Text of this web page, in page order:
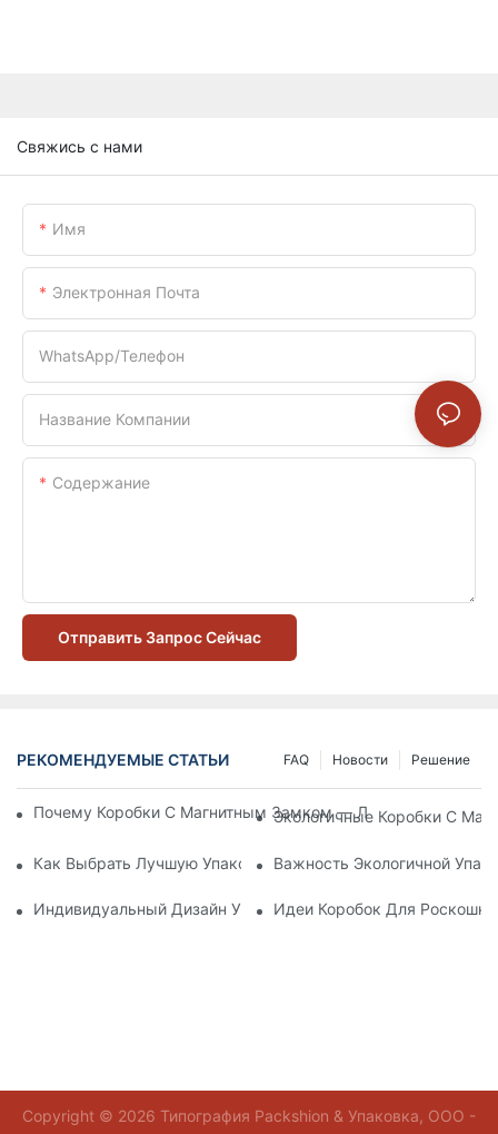
Свяжись с нами
Имя
Электронная Почта
WhatsApp/телефон
Название Компании
Содержание
Отправить Запрос Сейчас
РЕКОМЕНДУЕМЫЕ СТАТЬИ Решение
Новости
FAQ
Почему Коробки С Магнитным Замком — Лучший Выбор
Экологичные Коробки С
Как Выбрать Лучшую Упаковку Для Средств По Уходу За
Важность Экологичной
Индивидуальный Дизайн Упаковки Для Средств По
Идеи Коробок Для
Copyright © 2026 Типография Packshion & Упаковка, ООО -